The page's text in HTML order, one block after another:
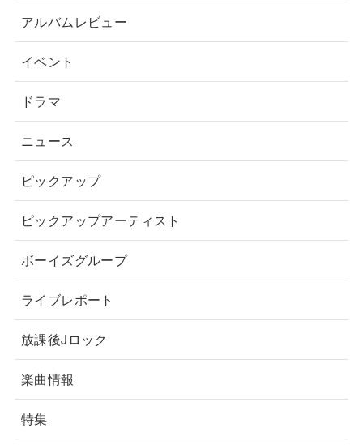
アルバムレビュー
イベント
ドラマ
ニュース
ピックアップ
ピックアップアーティスト
ボーイズグループ
ライブレポート
放課後Jロック
楽曲情報
特集